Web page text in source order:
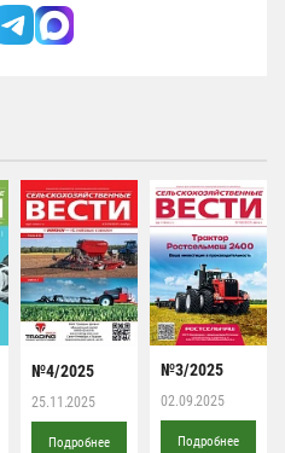
№4/2025
25.11.2025
Подробнее
№3/2025
02.09.2025
Подробнее